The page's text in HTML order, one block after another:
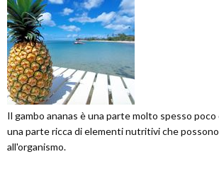
Il gambo ananas è una parte molto spesso
una parte ricca di elementi nutritivi che
all'organismo.